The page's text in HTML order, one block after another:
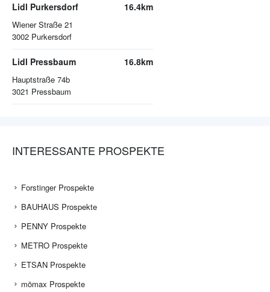
Lidl Purkersdorf
Wiener Straße 21
3002 Purkersdorf
16.4km
Lidl Pressbaum
Hauptstraße 74b
3021 Pressbaum
16.8km
INTERESSANTE PROSPEKTE
Forstinger Prospekte
BAUHAUS Prospekte
PENNY Prospekte
METRO Prospekte
ETSAN Prospekte
mömax Prospekte